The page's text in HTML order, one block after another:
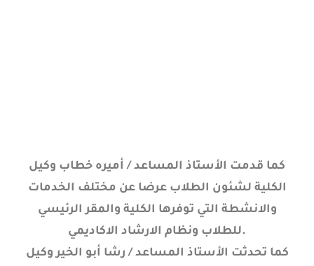
كما قدمت الأستاذ المساعد / أميره خطاب وكيل
الكلية لشئون الطلاب عرضا عن مختلف الخدمات
والانشطة التي توفرها الكلية والمقر الرئيسي
للطلاب ونظام الارشاد الاكاديمي.
كما تحدثت الأستاذ المساعد / رشا أبو الخير وكيل